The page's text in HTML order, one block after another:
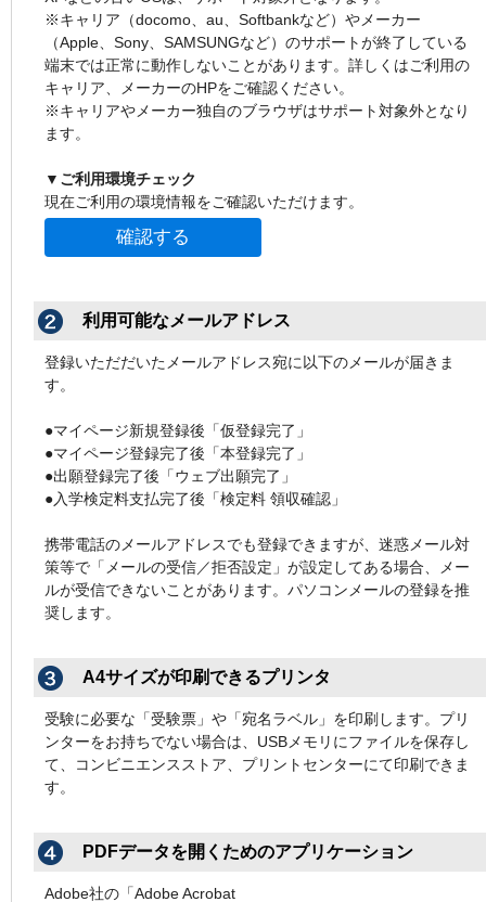
※キャリア（docomo、au、Softbankなど）やメーカー
（Apple、Sony、SAMSUNGなど）のサポートが終了している
端末では正常に動作しないことがあります。詳しくはご利用の
キャリア、メーカーのHPをご確認ください。
※キャリアやメーカー独自のブラウザはサポート対象外となり
ます。
▼ご利用環境チェック
現在ご利用の環境情報をご確認いただけます。
確認する
利用可能なメールアドレス
登録いただだいたメールアドレス宛に以下のメールが届きま
す。
●マイページ新規登録後「仮登録完了」
●マイページ登録完了後「本登録完了」
●出願登録完了後「ウェブ出願完了」
●入学検定料支払完了後「検定料 領収確認」
携帯電話のメールアドレスでも登録できますが、迷惑メール対
策等で「メールの受信／拒否設定」が設定してある場合、メー
ルが受信できないことがあります。パソコンメールの登録を推
奨します。
A4サイズが印刷できるプリンタ
受験に必要な「受験票」や「宛名ラベル」を印刷します。プリ
ンターをお持ちでない場合は、USBメモリにファイルを保存し
て、コンビニエンスストア、プリントセンターにて印刷できま
す。
PDFデータを開くためのアプリケーション
Adobe社の「Adobe Acrobat